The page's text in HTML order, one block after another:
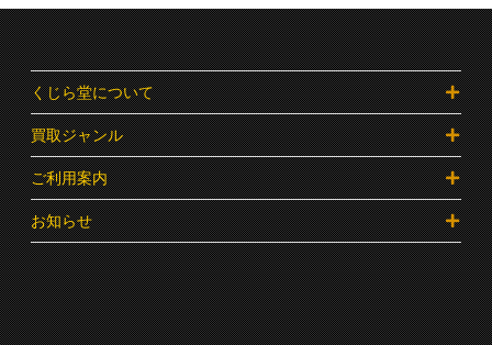
くじら堂について
買取ジャンル
ご利用案内
お知らせ